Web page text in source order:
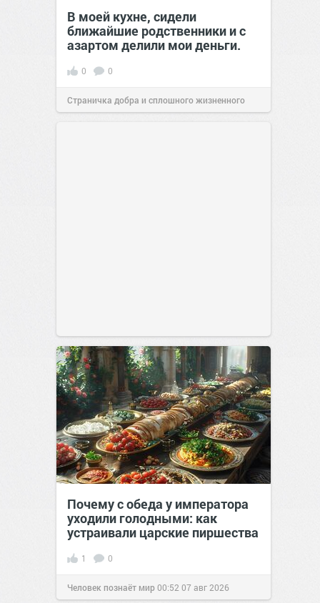
В моей кухне, сидели
ближайшие родственники и с
азартом делили мои деньги.
0 0
Страничка добра и сплошного жизненного
Почему с обеда у императора
уходили голодными: как
устраивали царские пиршества
1 0
Человек познаёт мир00:52 07 авг 2026